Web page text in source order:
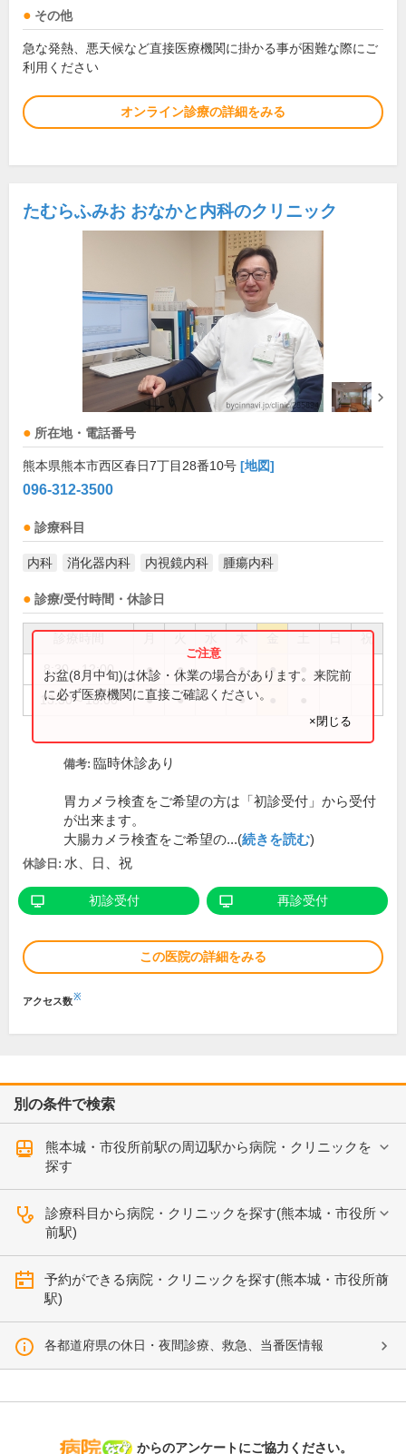
その他
急な発熱、悪天候など直接医療機関に掛かる事が困難な際にご
利用ください
オンライン診療の詳細をみる
たむらふみお おなかと内科のクリニック
所在地・電話番号
熊本県熊本市西区春日7丁目28番10号 [地図]
096-312-3500
診療科目
内科 消化器内科 内視鏡内科 腫瘍内科
診療/受付時間・休診日
祝
8:30～12:00 ● ● ● ●
13:30～18:00 ● ● ●
お盆(8月中旬)は休診・休業の場合があります。来院前
に必ず医療機関に直接ご確認ください。
×閉じる
備考: 臨時休診あり
胃カメラ検査をご希望の方は「初診受付」から受付
が出来ます。
大腸カメラ検査をご希望の...(続きを読む)
休診日: 水、日、祝
初診受付 再診受付
この医院の詳細をみる
アクセス数※
別の条件で検索
熊本城・市役所前駅の周辺駅から病院・クリニックを
探す
診療科目から病院・クリニックを探す(熊本城・市役所
前駅)
予約ができる病院・クリニックを探す(熊本城・市役所前
駅)
各都道府県の休日・夜間診療、救急、当番医情報
病院なび
からのアンケートにご協力ください。